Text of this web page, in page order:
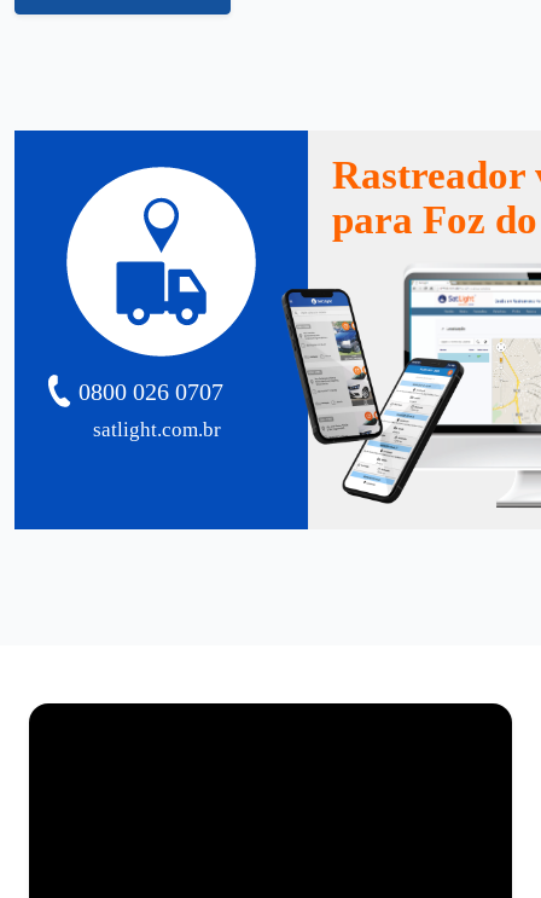
satlight.com.br
0800 026 0707
Rastreador
para Foz